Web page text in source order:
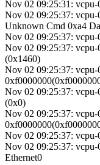
Nov 02 09:25:31:
Nov 02 09:25:37:
Unknown Cmd 0xa4
Nov 02 09:25:37:
Nov 02 09:25:37:
(0x1460)
Nov 02 09:25:37:
Nov 02 09:25:37:
(0x0)
Nov 02 09:25:37:
Nov 02 09:25:37:
Nov 02 09:25:37:
Ethernet0